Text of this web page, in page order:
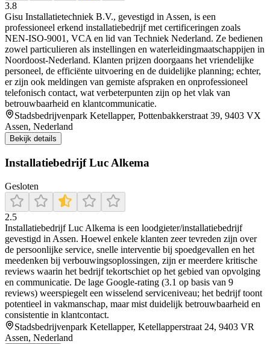
3.8
Gisu Installatietechniek B.V., gevestigd in Assen, is een
professioneel erkend installatiebedrijf met certificeringen zoals
NEN‑ISO‑9001, VCA en lid van Techniek Nederland. Ze bedienen
zowel particulieren als instellingen en waterleidingmaatschappijen in
Noordoost-Nederland. Klanten prijzen doorgaans het vriendelijke
personeel, de efficiënte uitvoering en de duidelijke planning; echter,
er zijn ook meldingen van gemiste afspraken en onprofessioneel
telefonisch contact, wat verbeterpunten zijn op het vlak van
betrouwbaarheid en klantcommunicatie.
Stadsbedrijvenpark Ketellapper, Pottenbakkerstraat 39, 9403 VX
Assen, Nederland
Bekijk details
Installatiebedrijf Luc Alkema
Gesloten
2.5
Installatiebedrijf Luc Alkema is een loodgieter/installatiebedrijf
gevestigd in Assen. Hoewel enkele klanten zeer tevreden zijn over
de persoonlijke service, snelle interventie bij spoedgevallen en het
meedenken bij verbouwingsoplossingen, zijn er meerdere kritische
reviews waarin het bedrijf tekortschiet op het gebied van opvolging
en communicatie. De lage Google-rating (3.1 op basis van 9
reviews) weerspiegelt een wisselend serviceniveau; het bedrijf toont
potentieel in vakmanschap, maar mist duidelijk betrouwbaarheid en
consistentie in klantcontact.
Stadsbedrijvenpark Ketellapper, Ketellapperstraat 24, 9403 VR
Assen, Nederland